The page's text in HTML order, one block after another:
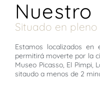
Nuestro
Situado en
Estamos localizados
permitirá moverte por la
Museo Picasso, El Pimpi,
sitaudo a menos de 2